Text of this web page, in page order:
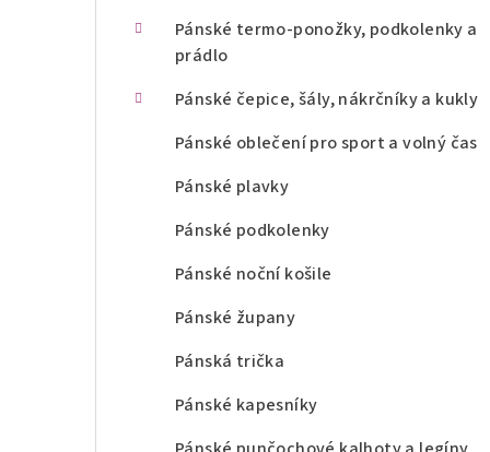
Pánské termo-ponožky, podkolenky a
prádlo
Pánské čepice, šály, nákrčníky a kukly
Pánské oblečení pro sport a volný čas
Pánské plavky
Pánské podkolenky
Pánské noční košile
Pánské župany
Pánská trička
Pánské kapesníky